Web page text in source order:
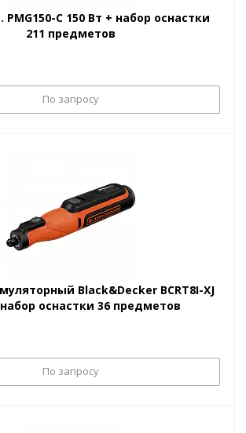
PMG150-С 150 Вт + набор оснастки
211 предметов
По запросу
Black&Decker BCRT8I-XJ
набор оснастки 36 предметов
По запросу